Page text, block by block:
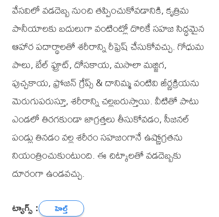
వేసవిలో వడదెబ్బ నుంచి తప్పించుకోవడానికి, కృత్రిమ
పానీయాలకు బదులుగా వంటింట్లో దొరికే సహజ సిద్ధమైన
ఆహార పదార్థాలతో శరీరాన్ని రీఫ్రెష్ చేసుకోవచ్చు. గోధుమ
పాలు, బేల్ ఫ్రూట్, దోసకాయ, మసాలా మజ్జిగ,
పుచ్చకాయ, ఫ్రోజన్ గ్రేప్స్ & దానిమ్మ వంటివి జీర్ణక్రియను
మెరుగుపరుస్తూ, శరీరాన్ని చల్లబరుస్తాయి. వీటితో పాటు
ఎండలో తిరగకుండా జాగ్రత్తలు తీసుకోవడం, సీజనల్
పండ్లు తినడం వల్ల శరీరం సహజంగానే ఉష్ణోగ్రతను
నియంత్రించుకుంటుంది. ఈ చిట్కాలతో వడదెబ్బకు
దూరంగా ఉండవచ్చు.
ట్యాగ్స్ : హెల్త్